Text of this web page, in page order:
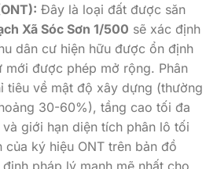
Đây là loại đất được săn
Xã Sóc Sơn 1/500 sẽ xác định
dân cư hiện hữu được ổn định
mới được phép mở rộng. Phân
tiêu về mật độ xây dựng (thường
30-60%), tầng cao tối đa
giới hạn diện tích phân lô tối
của ký hiệu ONT trên bản đồ
pháp lý mạnh mẽ nhất cho